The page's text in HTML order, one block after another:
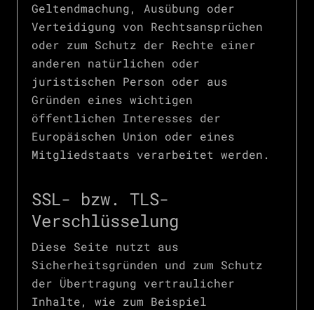
Geltendmachung, Ausübung oder
Verteidigung von Rechtsansprüchen
oder zum Schutz der Rechte einer
anderen natürlichen oder
juristischen Person oder aus
Gründen eines wichtigen
öffentlichen Interesses der
Europäischen Union oder eines
Mitgliedstaats verarbeitet werden.
SSL- bzw. TLS-
Verschlüsselung
Diese Seite nutzt aus
Sicherheitsgründen und zum Schutz
der Übertragung vertraulicher
Inhalte, wie zum Beispiel